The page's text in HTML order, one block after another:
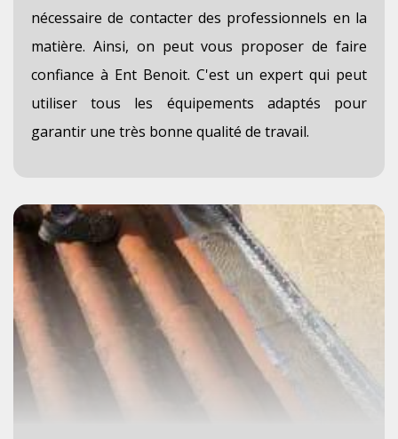
nécessaire de contacter des professionnels en la
matière. Ainsi, on peut vous proposer de faire
confiance à Ent Benoit. C'est un expert qui peut
utiliser tous les équipements adaptés pour
garantir une très bonne qualité de travail.